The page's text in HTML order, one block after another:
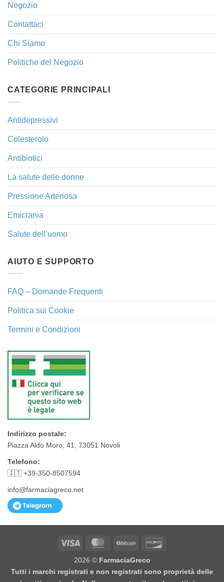
Negozio
Contattaci
Chi Siamo
Politiche del Negozio
CATEGORIE PRINCIPALI
Antidepressivi
Colesterolo
Antibiotici
La salute delle donne
Pressione Arteriosa
Emicrania
Salute dell’uomo
AIUTO E SUPPORTO
FAQ – Domande Frequenti
Politica sui Cookie
Termini e Condizioni
Indirizzo postale:
Piazza Aldo Moro, 41, 73051 Novoli
Telefono:
🇮🇹 +39-350-8507594
info@farmaciagreco.net
Visa MasterCardBitCoin
2026 © FarmaciaGreco
Tutti i marchi registrati e non registrati sono proprietà delle